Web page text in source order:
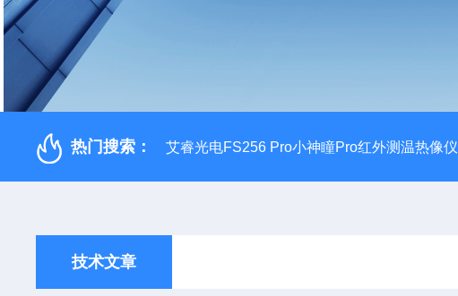
热门搜索： 艾睿光电FS256 Pro小神瞳Pro红外测温热像仪
技术文章